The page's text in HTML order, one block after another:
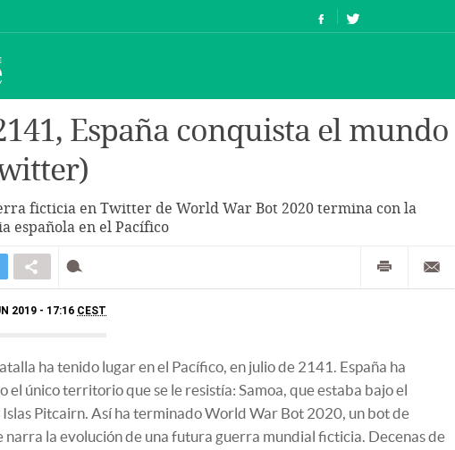
España conquista el mundo
ficticia en Twitter de World War Bot 2020 termina con la
española en el Pacífico
2019 - 17:16 CEST
ha tenido lugar en el Pacífico, en julio de 2141. España ha
el único territorio que se le resistía: Samoa, que estaba bajo el
Pitcairn. Así ha terminado World War Bot 2020, un bot de
narra la evolución de una futura guerra mundial ficticia. Decenas de